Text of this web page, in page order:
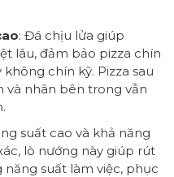
: Đá chịu lửa giúp
lâu, đảm bảo pizza chín
chín kỹ. Pizza sau
và nhân bên trong vẫn
suất cao và khả năng
lò nướng này giúp rút
suất làm việc, phục